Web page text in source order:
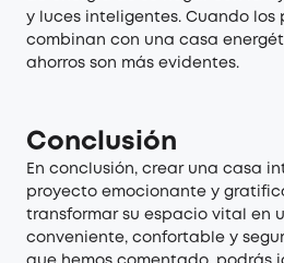
y luces inteligentes. Cuando los
combinan con una casa
ahorros son más evidentes.
Conclusión
En conclusión, crear una casa
proyecto emocionante y
transformar su espacio vital en
conveniente, confortable y